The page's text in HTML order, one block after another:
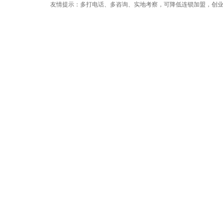
友情提示：多打电话、多咨询、实地考察，可降低连锁加盟，创